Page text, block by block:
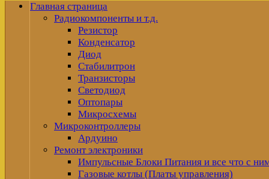
Главная страница
Радиокомпоненты и т.д.
Резистор
Конденсатор
Диод
Стабилитрон
Транзисторы
Светодиод
Оптопары
Микросхемы
Микроконтроллеры
Ардуино
Ремонт электроники
Импульсные Блоки Питания и все что с
Газовые котлы (Платы управления)